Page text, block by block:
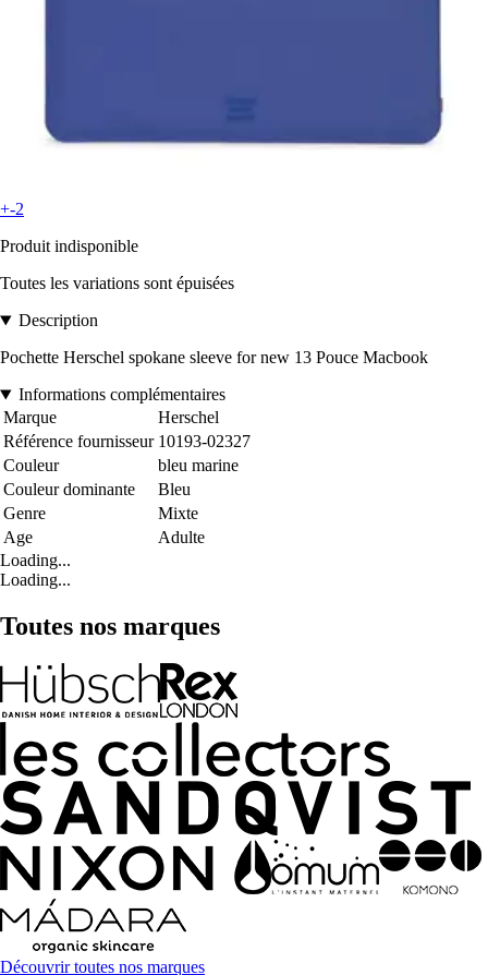
+-2
Produit indisponible
Toutes les variations sont épuisées
Description
Pochette Herschel spokane sleeve for new 13 Pouce Macbook
Informations complémentaires
Marque
Herschel
Référence fournisseur 10193-02327
Couleur
bleu marine
Couleur dominante
Bleu
Genre
Mixte
Age
Adulte
Loading...
Loading...
Toutes nos marques
Découvrir toutes nos marques